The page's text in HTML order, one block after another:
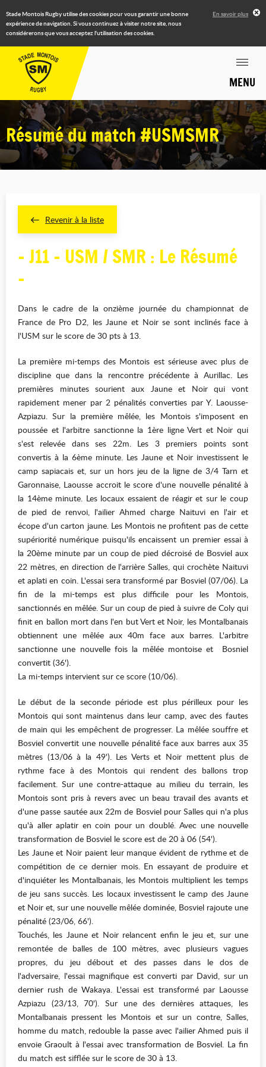
Stade Montois Rugby utilise des cookies pour vous garantir une bonne
expérience de navigation. Si vous continuez à visiter notre site, nous
considérerons que vous acceptez l'utilisation des cookies.
En savoir plus
MENU
Résumé du match #USMSMR
Revenir à la liste
- J11 - USM / SMR : Le Résumé
-
Dans le cadre de la onzième journée du championnat de
France de Pro D2, les Jaune et Noir se sont inclinés face à
l'USM sur le score de 30 pts à 13.
La première mi-temps des Montois est sérieuse avec plus de
discipline que dans la rencontre précédente à Aurillac. Les
premières minutes sourient aux Jaune et Noir qui vont
rapidement mener par 2 pénalités converties par Y. Laousse-
Azpiazu. Sur la première mêlée, les Montois s'imposent en
poussée et l'arbitre sanctionne la 1ère ligne Vert et Noir qui
s'est relevée dans ses 22m. Les 3 premiers points sont
convertis à la 6ème minute. Les Jaune et Noir investissent le
camp sapiacais et, sur un hors jeu de la ligne de 3/4 Tarn et
Garonnaise, Laousse accroit le score d'une nouvelle pénalité à
la 14ème minute. Les locaux essaient de réagir et sur le coup
de pied de renvoi, l'ailier Ahmed charge Naituvi en l'air et
écope d'un carton jaune. Les Montois ne profitent pas de cette
supériorité numérique puisqu'ils encaissent un premier essai à
la 20ème minute par un coup de pied décroisé de Bosviel aux
22 mètres, en direction de l'arrière Salles, qui crochète Naituvi
et aplati en coin. L'essai sera transformé par Bosviel (07/06). La
fin de la mi-temps est plus difficile pour les Montois,
sanctionnés en mêlée. Sur un coup de pied à suivre de Coly qui
finit en ballon mort dans l'en but Vert et Noir, les Montalbanais
obtiennent une mêlée aux 40m face aux barres. L'arbitre
sanctionne une nouvelle fois la mêlée montoise et Bosniel
convertit (36').
La mi-temps intervient sur ce score (10/06).
Le début de la seconde période est plus périlleux pour les
Montois qui sont maintenus dans leur camp, avec des fautes
de main qui les empêchent de progresser. La mêlée souffre et
Bosviel convertit une nouvelle pénalité face aux barres aux 35
mètres (13/06 à la 49'). Les Verts et Noir mettent plus de
rythme face à des Montois qui rendent des ballons trop
facilement. Sur une contre-attaque au milieu du terrain, les
Montois sont pris à revers avec un beau travail des avants et
d'une passe sautée aux 22m de Bosviel pour Salles qui n'a plus
qu'à aller aplatir en coin pour un doublé. Avec une nouvelle
transformation de Bosviel le score est de 20 à 06 (54').
Les Jaune et Noir paient leur manque évident de rythme et de
compétition de ce dernier mois. En essayant de produire et
d'inquiéter les Montalbanais, les Montois multiplient les temps
de jeu sans succès. Les locaux investissent le camp des Jaune
et Noir et, sur une nouvelle mêlée dominée, Bosviel rajoute une
pénalité (23/06, 66').
Touchés, les Jaune et Noir relancent enfin le jeu et, sur une
remontée de balles de 100 mètres, avec plusieurs vagues
propres, du jeu débout et des passes dans le dos de
l'adversaire, l'essai magnifique est converti par David, sur un
dernier rush de Wakaya. L'essai est transformé par Laousse
Azpiazu (23/13, 70'). Sur une des dernières attaques, les
Montalbanais pressent les Montois et sur un contre, Salles,
homme du match, redouble la passe avec l'ailier Ahmed puis il
envoie Graoult à l'essai avec transformation de Bosviel. La fin
du match est sifflée sur le score de 30 à 13.